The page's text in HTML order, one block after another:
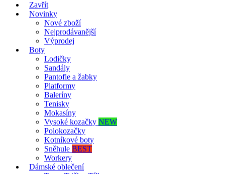
Zavřít
Novinky
Nové zboží
Nejprodávanější
Výprodej
Boty
Lodičky
Sandály
Pantofle a žabky
Platformy
Baleríny
Tenisky
Mokasíny
Vysoké kozačky NEW
Polokozačky
Kotníkové boty
Sněhule BEST
Workery
Dámské oblečení